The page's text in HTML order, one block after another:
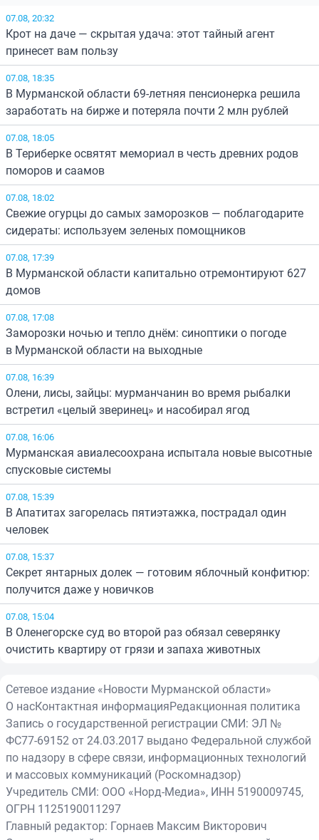
07.08, 20:32
Крот на даче — скрытая удача: этот тайный агент
принесет вам пользу
07.08, 18:35
В Мурманской области 69-летняя пенсионерка решила
заработать на бирже и потеряла почти 2 млн рублей
07.08, 18:05
В Териберке освятят мемориал в честь древних родов
поморов и саамов
07.08, 18:02
Свежие огурцы до самых заморозков — поблагодарите
сидераты: используем зеленых помощников
07.08, 17:39
В Мурманской области капитально отремонтируют 627
домов
07.08, 17:08
Заморозки ночью и тепло днём: синоптики о погоде
в Мурманской области на выходные
07.08, 16:39
Олени, лисы, зайцы: мурманчанин во время рыбалки
встретил «целый зверинец» и насобирал ягод
07.08, 16:06
Мурманская авиалесоохрана испытала новые высотные
спусковые системы
07.08, 15:39
В Апатитах загорелась пятиэтажка, пострадал один
человек
07.08, 15:37
Секрет янтарных долек — готовим яблочный конфитюр:
получится даже у новичков
07.08, 15:04
В Оленегорске суд во второй раз обязал северянку
очистить квартиру от грязи и запаха животных
Сетевое издание «Новости Мурманской области»
О насКонтактная информацияРедакционная политика
Запись о государственной регистрации СМИ: ЭЛ №
ФС77-69152 от 24.03.2017 выдано Федеральной службой
по надзору в сфере связи, информационных технологий
и массовых коммуникаций (Роскомнадзор)
Учредитель СМИ: ООО «Норд-Медиа», ИНН 5190009745,
ОГРН 1125190011297
Главный редактор: Горнаев Максим Викторович